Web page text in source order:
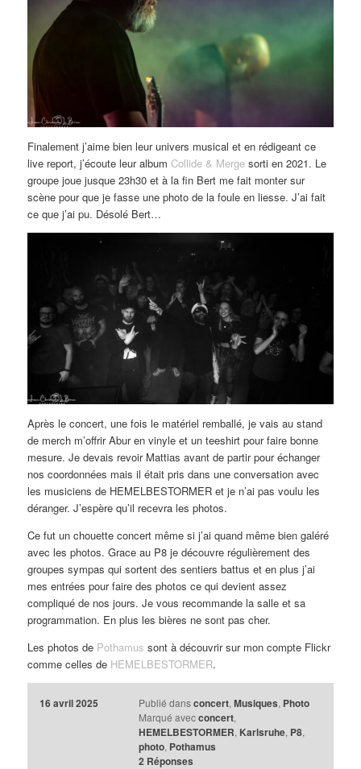
Finalement j’aime bien leur univers musical et en rédigeant ce
live report, j’écoute leur albumCollide & Merge sorti en 2021. Le
groupe joue jusque 23h30 et à la fin Bert me fait monter sur
scène pour que je fasse une photo de la foule en liesse. J’ai fait
ce que j’ai pu. Désolé Bert…
Après le concert, une fois le matériel remballé, je vais au stand
de merch m’offrir Abur en vinyle et un teeshirt pour faire bonne
mesure. Je devais revoir Mattias avant de partir pour échanger
nos coordonnées mais il était pris dans une conversation avec
les musiciens de HEMELBESTORMER et je n’ai pas voulu les
déranger. J’espère qu’il recevra les photos.
Ce fut un chouette concert même si j’ai quand même bien galéré
avec les photos. Grace au P8 je découvre régulièrement des
groupes sympas qui sortent des sentiers battus et en plus j’ai
mes entrées pour faire des photos ce qui devient assez
compliqué de nos jours. Je vous recommande la salle et sa
programmation. En plus les bières ne sont pas cher.
Les photos de Pothamus sont à découvrir sur mon compte Flickr
comme celles de HEMELBESTORMER.
16 avril 2025 Publié dans concert, Musiques, Photo
Marqué avec concert,
HEMELBESTORMER, Karlsruhe, P8,
photo, Pothamus
2 Réponses